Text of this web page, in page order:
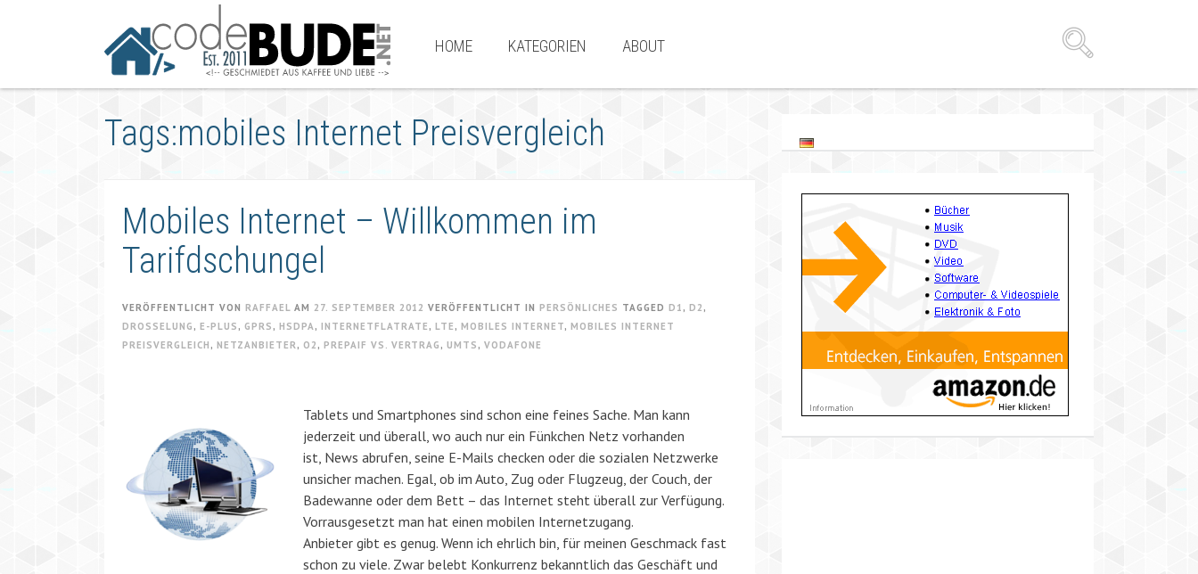
HOME KATEGORIEN ABOUT
Tags:mobiles Internet Preisvergleich
Mobiles Internet – Willkommen im
Tarifdschungel
VERÖFFENTLICHT VON RAFFAEL AM 27. SEPTEMBER 2012 VERÖFFENTLICHT IN PERSÖNLICHES TAGGED D1 , D2 ,
DROSSELUNG , E-PLUS , GPRS , HSDPA, INTERNETFLATRATE , LTE , MOBILES INTERNET, MOBILES INTERNET
PREISVERGLEICH , NETZANBIETER, O2 , PREPAIF VS. VERTRAG , UMTS , VODAFONE
Tablets und Smartphones sind schon eine feines Sache. Man kann
jederzeit und überall, wo auch nur ein Fünkchen Netz vorhanden
ist, News abrufen, seine E-Mails checken oder die sozialen Netzwerke
unsicher machen. Egal, ob im Auto, Zug oder Flugzeug, der Couch, der
Badewanne oder dem Bett – das Internet steht überall zur Verfügung.
Vorrausgesetzt man hat einen mobilen Internetzugang.
Anbieter gibt es genug. Wenn ich ehrlich bin, für meinen Geschmack fast
schon zu viele. Zwar belebt Konkurrenz bekanntlich das Geschäft und